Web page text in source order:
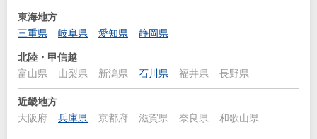
東海地方
三重県
岐阜県 愛知県 静岡県
北陸・甲信越
富山県
山梨県 新潟県 石川県 福井県 長野県
近畿地方
大阪府
兵庫県 京都府 滋賀県 奈良県 和歌山県